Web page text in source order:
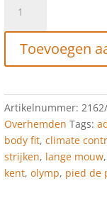
Level
5
Bodyfit
Marine
aantal
Toevoegen
Artikelnummer:
Overhemden Tags:
body fit,climate
strijken, lange mouw,
kent,olymp, pied de